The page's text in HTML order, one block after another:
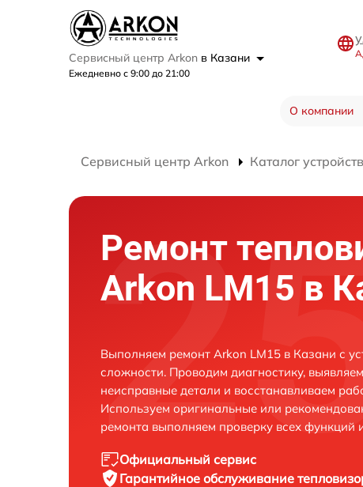
Сервисный центр Arkon в Казани
Ежедневно с 9:00 до 21:00
О компании
Сервисный центр Arkon Каталог устройств
Ремонт
Arkon LM15 в
Выполняем ремонт Arkon LM15 в Казани с
сложности. Проводим диагностику,
неисправные детали и восстанавливаем
Используем оригинальные или
ремонта выполняем проверку всех функций
Официальный сервис
Гарантийное обслуживание